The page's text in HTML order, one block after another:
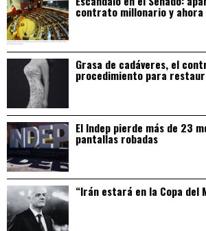
contrato millonario y
Grasa de cadáveres, el
procedimiento para
El Indep pierde más de 23
pantallas robadas
“Irán estará en la Copa del